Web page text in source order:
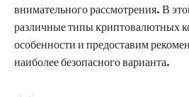
внимательного рассмотрения. В
различные типы криптовалютных
особенности и предоставим
наиболее безопасного варианта.